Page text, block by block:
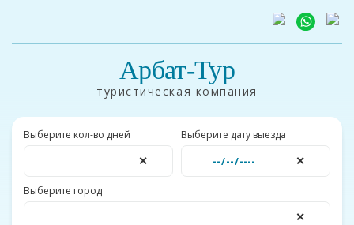
Арбат-Тур
туристическая компания
Выберите кол-во дней
✕
Выберите дату выезда
✕
Выберите город
✕